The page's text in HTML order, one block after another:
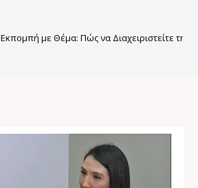
Εκπομπή με Θέμα: Πώς να Διαχειριστείτε